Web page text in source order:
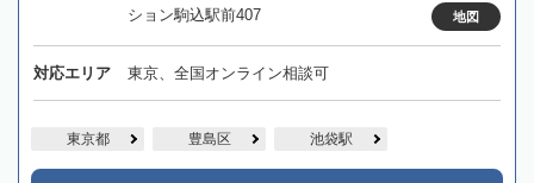
ション駒込駅前407
地図
対応エリア 東京、全国オンライン相談可
東京都 豊島区 池袋駅